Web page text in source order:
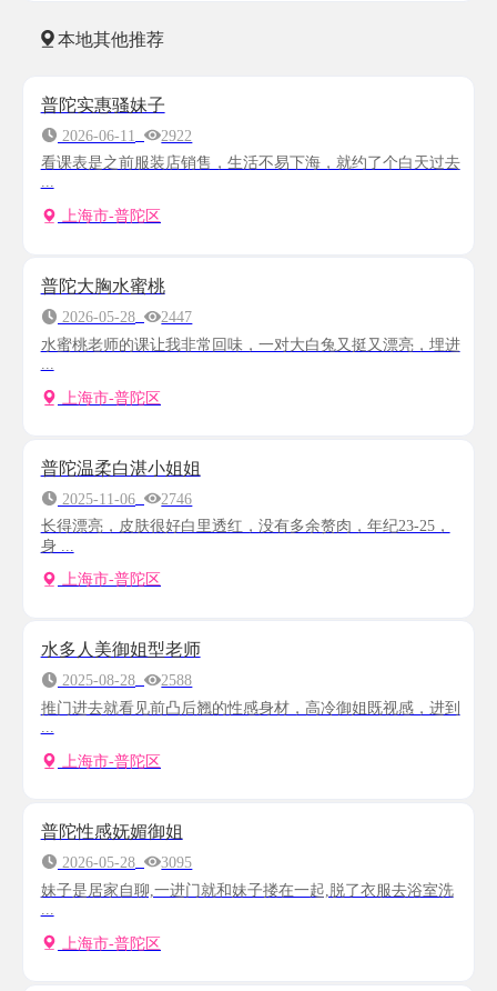
本地其他推荐
普陀实惠骚妹子
2026-06-11
2922
看课表是之前服装店销售，生活不易下海，就约了个白天过去
...
上海市-普陀区
普陀大胸水蜜桃
2026-05-28
2447
水蜜桃老师的课让我非常回味，一对大白兔又挺又漂亮，埋进
上海市-普陀区
普陀温柔白湛小姐姐
2025-11-06
2746
长得漂亮，皮肤很好白里透红，没有多余赘肉，年纪23-25，
身 ...
上海市-普陀区
水多人美御姐型老师
2025-08-28
2588
推门进去就看见前凸后翘的性感身材，高冷御姐既视感，进到
...
上海市-普陀区
普陀性感妩媚御姐
2026-05-28
3095
妹子是居家自聊,一进门就和妹子搂在一起,脱了衣服去浴室洗
上海市-普陀区